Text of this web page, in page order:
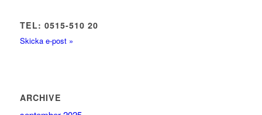
TEL: 0515-510 20
Skicka e-post »
ARCHIVE